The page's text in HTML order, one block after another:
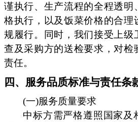
谨执行、生产流程的全程透明
格执行，以及饭菜价格的合理
规履行。同时，我们接受上级
查及采购方的送检要求，对检
责任。
四、服务品质标准与责任条
(一)服务质量要求
中标方需严格遵照国家及